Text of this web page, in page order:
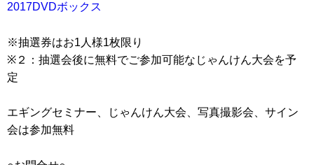
2017DVDボックス
※抽選券はお1人様1枚限り
※２：抽選会後に無料でご参加可能なじゃんけん大会を予
定
エギングセミナー、じゃんけん大会、写真撮影会、サイン
会は参加無料